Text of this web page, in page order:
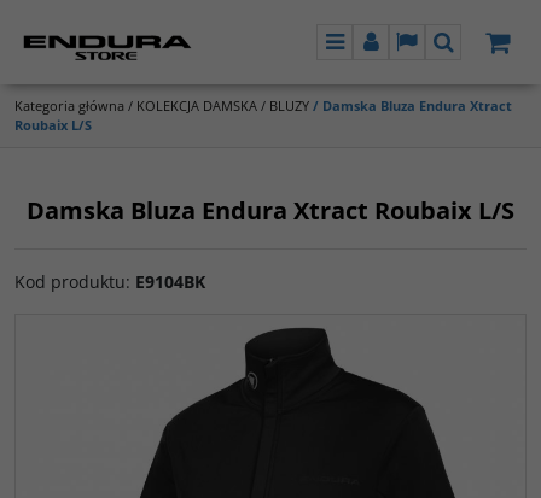
MenuPanel LangSzukaj
Kategoria główna / KOLEKCJA DAMSKA / BLUZY / Damska Bluza Endura Xtract
Roubaix L/S
Damska Bluza Endura Xtract Roubaix L/S
Kod produktu: E9104BK